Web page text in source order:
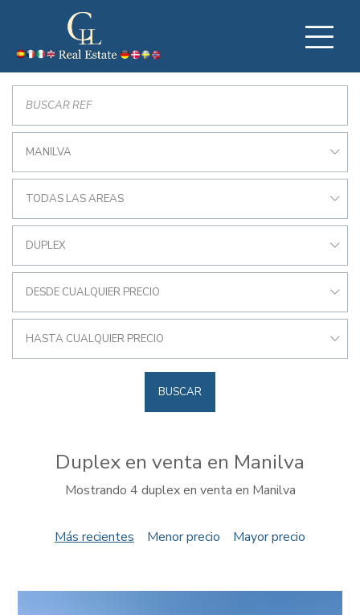
MANILVA
TODAS LAS AREAS
DUPLEX
DESDE CUALQUIER PRECIO
HASTA CUALQUIER PRECIO
BUSCAR
Duplex en venta en Manilva
Mostrando 4 duplex en venta en Manilva
Más recientes Menor precio Mayor precio